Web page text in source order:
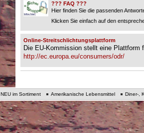
??? FAQ ???
Hier finden Sie die passenden
Klicken Sie einfach auf den
Online-Streitschlichtungsplattform
Die EU-Kommission stellt eine
http://ec.europa.eu/consumers/odr/
NEU im Sortiment Amerikanische Lebensmittel Diner-,